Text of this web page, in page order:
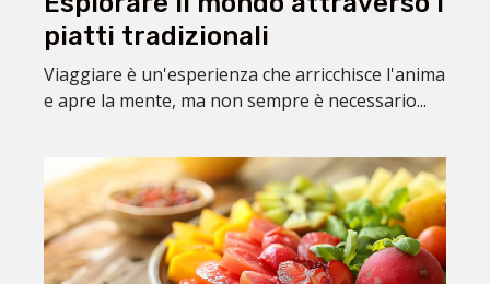
piatti tradizionali
Viaggiare è un'esperienza che arricchisce l'anima
e apre la mente, ma non sempre è necessario...